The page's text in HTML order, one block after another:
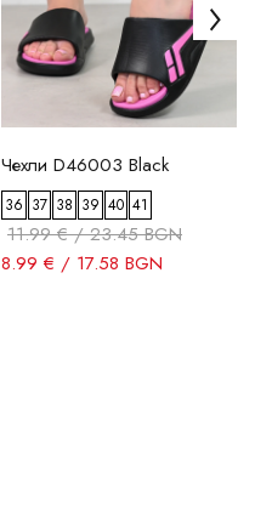
Чехли D46003 Black
36 37 38 39 40 41
11.99 € / 23.45 BGN
8.99 € / 17.58 BGN